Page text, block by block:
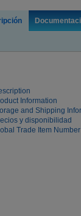
Information
and Shipping
y disponibilidad
Trade Item Number